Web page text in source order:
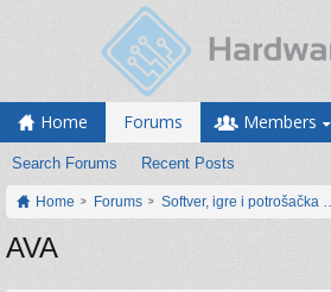
Home Forums
Search Forums Recent Posts
Members
Home Forums Softver, igre i potrošačka
AVA